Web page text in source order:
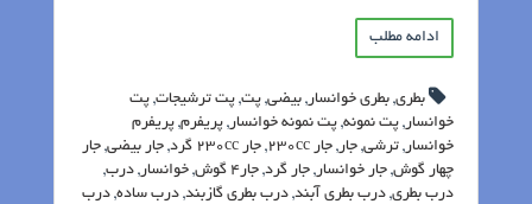
ادامه مطلب
بطری, بطری خوانسار, بیضی, پت, پت ترشیجات, پت
خوانسار, پت نمونه, پت نمونه خوانسار, پریفرم, پریفرم
خوانسار, ترشی, جار, جار 230cc , جار 230cc گرد , جار بیضی, جار
چهار گوش, جار خوانسار, جار گرد, جار4 گوش , خوانسار, درب,
درب بطری, درب بطری آبند, درب بطری گازبند, درب ساده, درب